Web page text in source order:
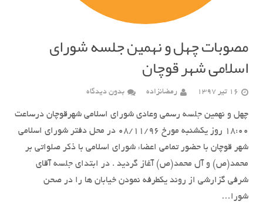
مصوبات چهل و نهمین جلسه شورای
اسلامی شهر قوچان
16 تیر 1397 رمضانزاده بدون دیدگاه
چهل و نهمین جلسه رسمی وعادی شورای اسلامی شهرقوچان درساعت
18:00 روز یکشنبه مورخ 08/11/96 در محل دفتر شورای اسلامی
شهر قوچان با حضور تمامی اعضاء شورای اسلامی با ذکر صلواتی بر
محمد(ص) و آل محمد(ص) آغاز گردید . در ابتدای جلسه آقای
شرفی گزارشی از روند یکطرفه نمودن خیابان ها را در صحن
شورا…